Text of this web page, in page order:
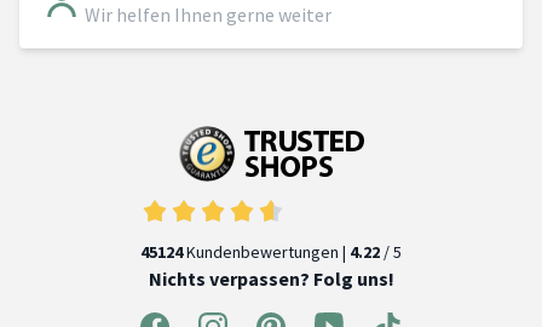
Wir helfen Ihnen gerne weiter
45124Kundenbewertungen | 4.22 / 5
Nichts verpassen? Folg uns!